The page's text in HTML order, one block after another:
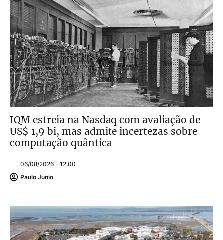
IQM estreia na Nasdaq com avaliação de
US$ 1,9 bi, mas admite incertezas sobre
computação quântica
06/08/2026 - 12:00
Paulo Junio